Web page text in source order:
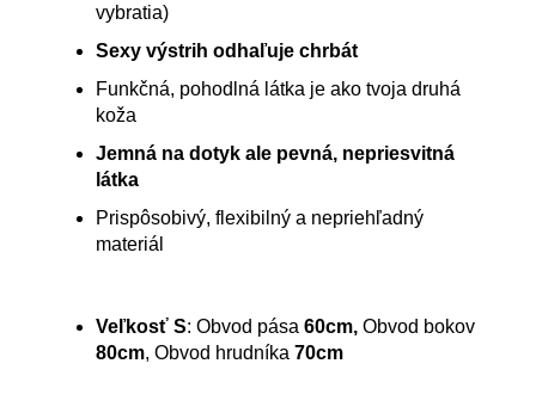
vybratia)
Sexy výstrih odhaľuje chrbát
Funkčná, pohodlná látka je ako tvoja druhá
koža
Jemná na dotyk ale pevná, nepriesvitná
látka
Prispôsobivý, flexibilný a nepriehľadný
materiál
Veľkosť S: Obvod pása 60cm, Obvod bokov
80cm, Obvod hrudníka 70cm